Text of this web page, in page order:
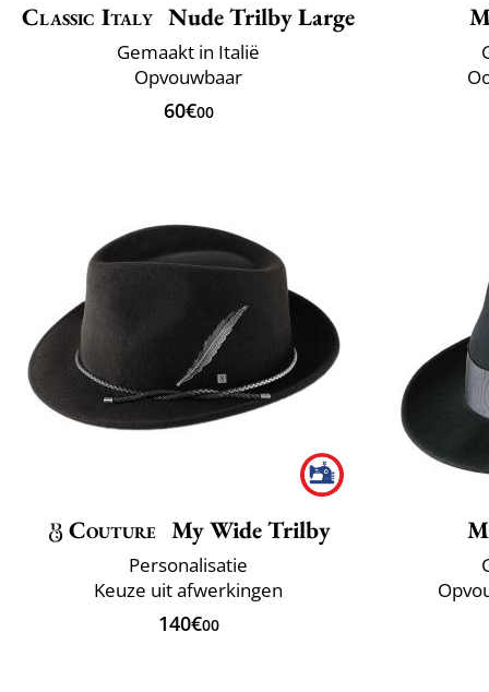
Classic Italy Nude Trilby Large
Gemaakt in Italië
Opvouwbaar
60€00
Couture My Wide Trilby
Personalisatie
Keuze uit afwerkingen
140€00